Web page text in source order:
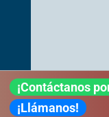
He leido y
¡Contáctanos
¡Llámanos!